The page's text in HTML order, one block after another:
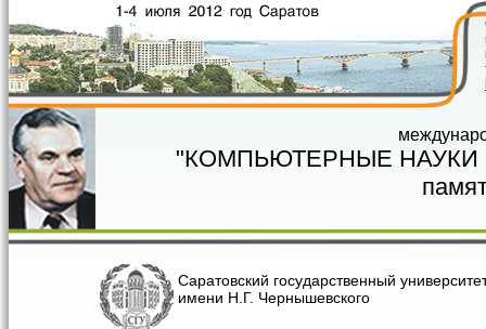
Перейти к основному содержанию
"КОМПЬЮТЕРНЫЕ
Саратовский государственный
имени Н.Г. Чернышевского